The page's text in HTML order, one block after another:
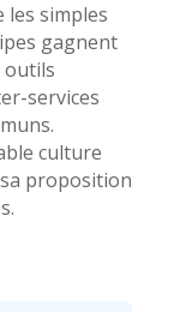
les simples
gagnent
outils
services
culture
proposition